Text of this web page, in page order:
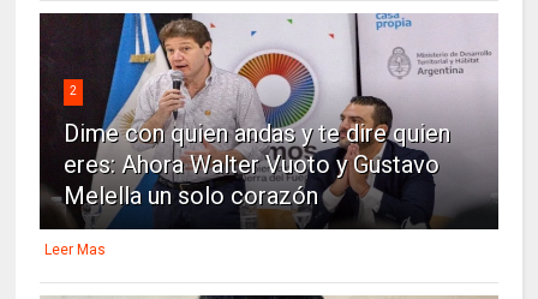
2
Dime con quien andas y te dire quien
eres: Ahora Walter Vuoto y Gustavo
Melella un solo corazón
Leer Mas